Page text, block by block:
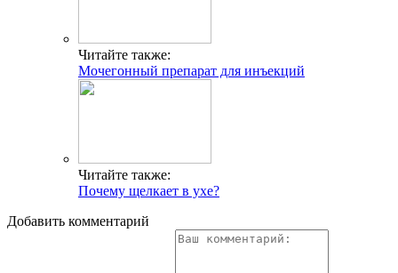
Читайте также:
Мочегонный препарат для инъекций
Читайте также:
Почему щелкает в ухе?
Добавить комментарий